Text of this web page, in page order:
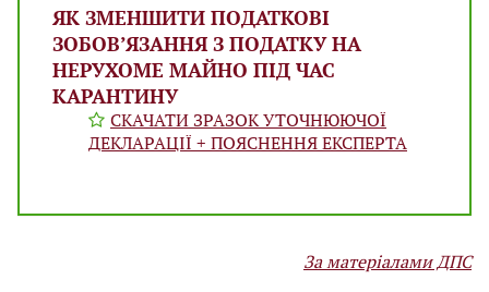
ЯК ЗМЕНШИТИ ПОДАТКОВІ
ЗОБОВ’ЯЗАННЯ З ПОДАТКУ НА
НЕРУХОМЕ МАЙНО ПІД ЧАС
КАРАНТИНУ
СКАЧАТИ ЗРАЗОК УТОЧНЮЮЧОЇ
ДЕКЛАРАЦІЇ + ПОЯСНЕННЯ ЕКСПЕРТА
За матеріалами ДПС